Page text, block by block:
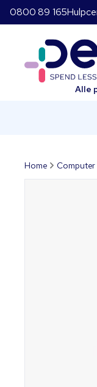
0800 89 165
Alle
Home Computer